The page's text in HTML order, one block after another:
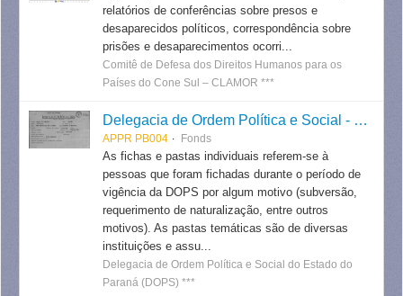
relatórios de conferências sobre presos e
desaparecidos políticos, correspondência sobre
prisões e desaparecimentos ocorri...
Comitê de Defesa dos Direitos Humanos para os
Países do Cone Sul – CLAMOR ***
Delegacia de Ordem Política e Social - DOPS
APPR PB004 Fonds
As fichas e pastas individuais referem-se à
pessoas que foram fichadas durante o período de
vigência da DOPS por algum motivo (subversão,
requerimento de naturalização, entre outros
motivos). As pastas temáticas são de diversas
instituições e assu...
Delegacia de Ordem Política e Social do Estado do
Paraná (DOPS) ***